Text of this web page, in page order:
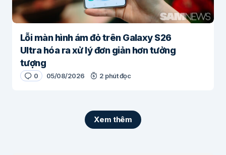
Lỗi màn hình ám đỏ trên Galaxy S26
Ultra hóa ra xử lý đơn giản hơn tưởng
tượng
0 05/08/2026 2 phút đọc
Xem thêm